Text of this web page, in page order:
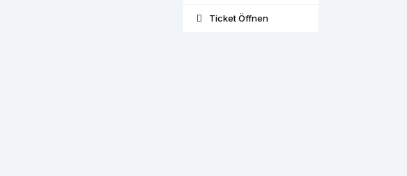
Ticket Öffnen